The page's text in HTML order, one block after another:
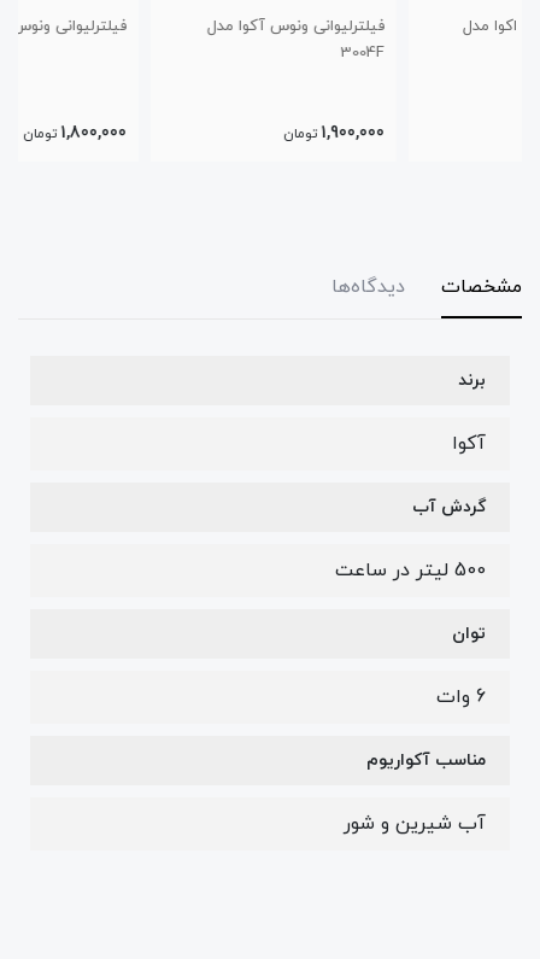
فیلترلیوانی ونوس آکوا مدل
فیلترلیوانی ونوس اکوا مدل 6007F
مشخصات دیدگاه‌ها
برند
آکوا
گردش آب
500 لیتر در ساعت
توان
6 وات
مناسب آکواریوم
آب شیرین و شور